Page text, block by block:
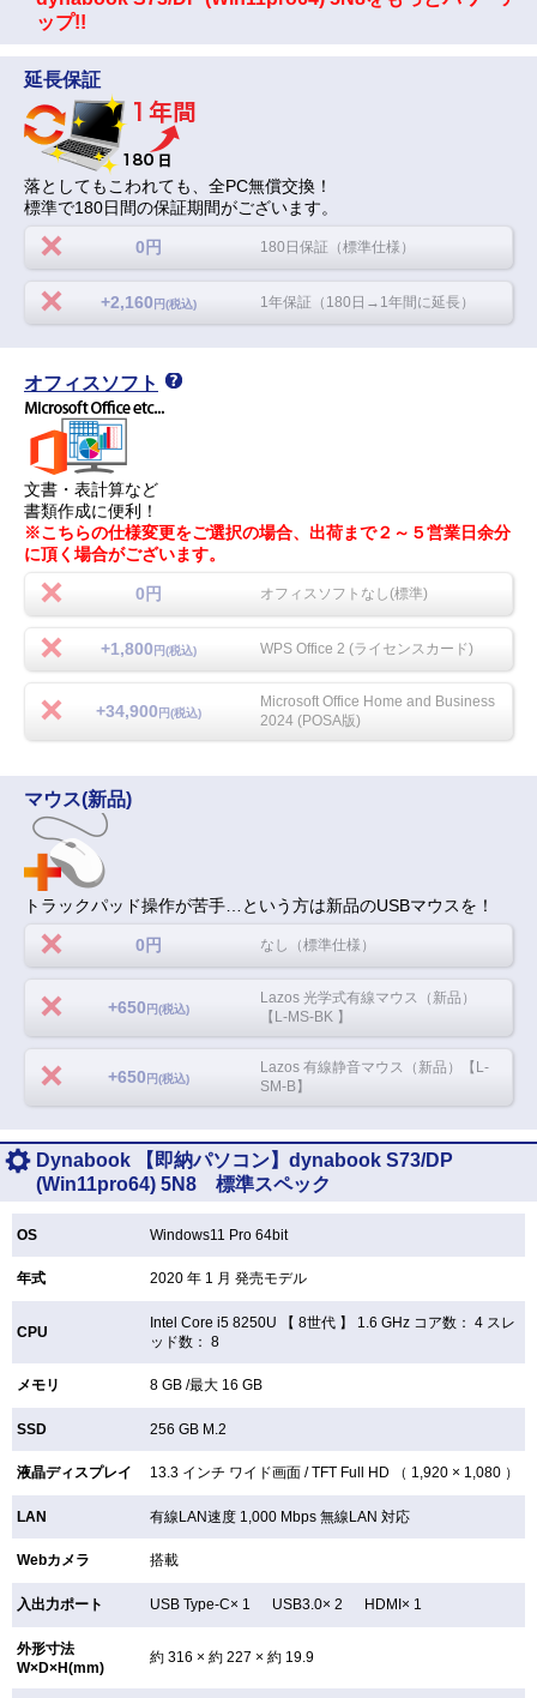
ップ!!
延長保証
落としてもこわれても、全PC無償交換！
標準で180日間の保証期間がございます。
0円 180日保証（標準仕様）
+2,160 円(税込) 1年保証（180日→1年間に延長）
オフィスソフト
文書・表計算など
書類作成に便利！
※こちらの仕様変更をご選択の場合、出荷まで２～５営業日余分
に頂く場合がございます。
0円 オフィスソフトなし(標準)
+1,800 円(税込) WPS Office 2 (ライセンスカード)
+34,900 円(税込)
Microsoft Office Home and Business
2024 (POSA版)
マウス(新品)
トラックパッド操作が苦手…という方は新品のUSBマウスを！
0円 なし（標準仕様）
+650 円(税込)
Lazos 光学式有線マウス（新品）
【L-MS-BK 】
+650 円(税込)
Lazos 有線静音マウス（新品）【L-
SM-B】
Dynabook 【即納パソコン】dynabook S73/DP
(Win11pro64) 5N8 標準スペック
OS Windows11 Pro 64bit
年式 2020 年 1 月 発売モデル
CPU
Intel Core i5 8250U 【8世代 】 1.6 GHz コア数： 4 スレ
ッド数： 8
メモリ 8 GB /最大 16 GB
SSD 256 GB M.2
液晶ディスプレイ 13.3 インチ ワイド画面 /TFT Full HD （ 1,920 × 1,080 ）
LAN 有線LAN速度 1,000 Mbps 無線LAN対応
Webカメラ 搭載
入出力ポート USB Type-C× 1 USB3.0× 2 HDMI× 1
外形寸法
W×D×H(mm)
約 316 × 約 227 × 約 19.9